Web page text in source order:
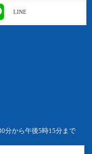
LINE
分から午後5時15分まで